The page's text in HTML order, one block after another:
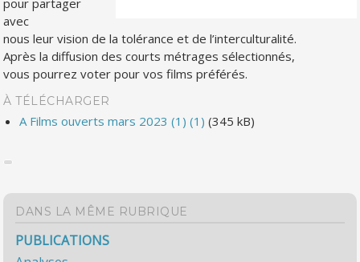
pour partager
avec
nous leur vision de la tolérance et de l’interculturalité.
Après la diffusion des courts métrages sélectionnés,
vous pourrez voter pour vos films préférés.
À TÉLÉCHARGER
A Films ouverts mars 2023 (1) (1) (345 kB)
DANS LA MÊME RUBRIQUE
PUBLICATIONS